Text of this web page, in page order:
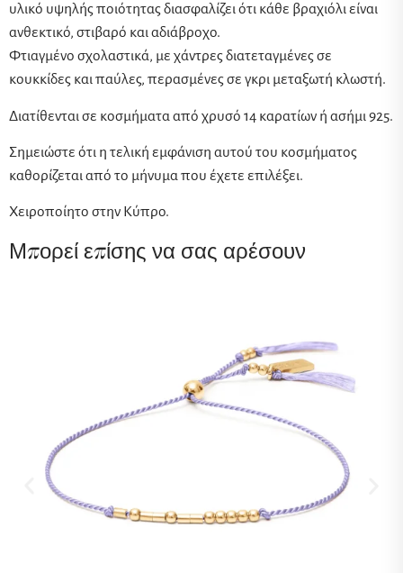
υλικό υψηλής ποιότητας διασφαλίζει ότι κάθε βραχιόλι είναι
ανθεκτικό, στιβαρό και αδιάβροχο.
Φτιαγμένο σχολαστικά, με χάντρες διατεταγμένες σε
κουκκίδες και παύλες, περασμένες σε γκρι μεταξωτή κλωστή.
Διατίθενται σε κοσμήματα από χρυσό 14 καρατίων ή ασήμι 925.
Σημειώστε ότι η τελική εμφάνιση αυτού του κοσμήματος
καθορίζεται από το μήνυμα που έχετε επιλέξει.
Χειροποίητο στην Κύπρο.
Μπορεί επίσης να σας αρέσουν